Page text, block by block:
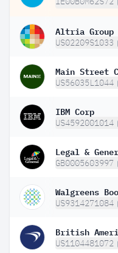
Altria Group
US02209S1033
Main Street
US56035L1044
IBM Corp
US4592001014
Legal &
GB0005603997
Walgreens
US9314271084
British
US1104481072